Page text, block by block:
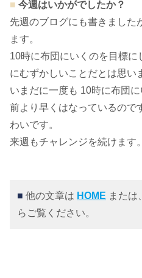
■ 今週はいかがでしたか？
先週のブログにも書きました
ます。
10時に布団にいくのを目標
にむずかしいことだとは思い
いまだに一度も 10時に布団に
前より早くはなっているので
わいです。
来週もチャレンジを続けます。
■ 他の文章は HOME または
らご覧ください。